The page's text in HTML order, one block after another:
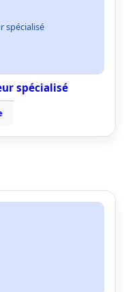
spécialisé
spécialisé